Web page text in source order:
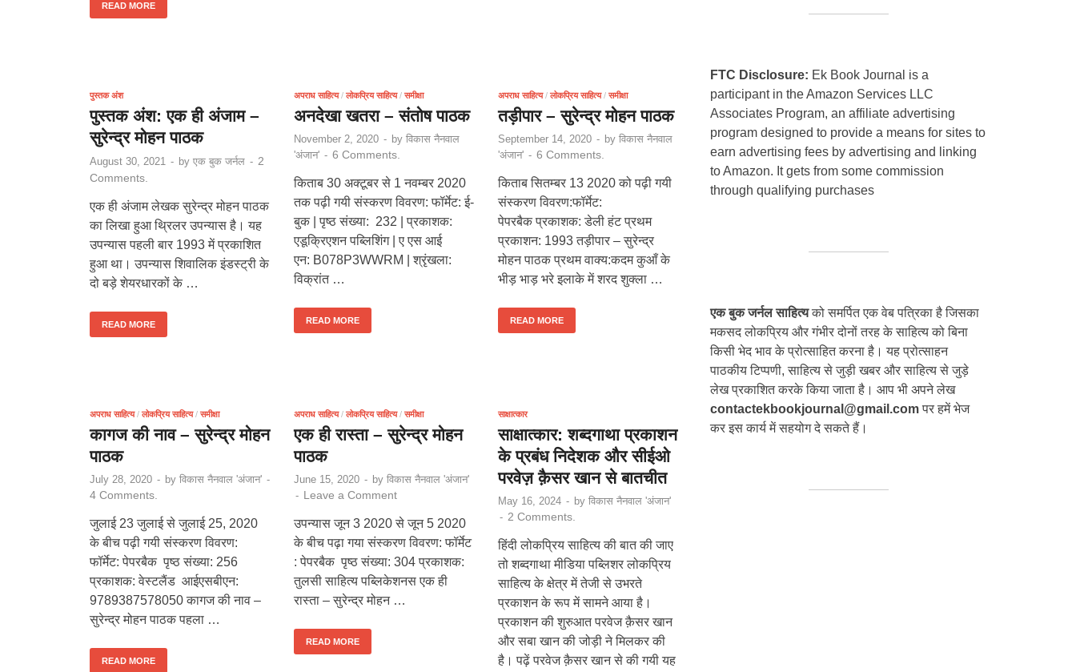
READ MORE
पुस्तक अंश
पुस्तक अंश: एक ही अंजाम –
सुरेन्द्र मोहन पाठक
August 30, 2021 - by एक बुक जर्नल - 2
Comments.
एक ही अंजाम लेखक सुरेन्द्र मोहन पाठक
का लिखा हुआ थ्रिलर उपन्यास है। यह
उपन्यास पहली बार 1993 में प्रकाशित
हुआ था। उपन्यास शिवालिक इंडस्ट्री के
दो बड़े शेयरधारकों के …
READ MORE
अपराध साहित्य/ लोकप्रिय साहित्य/ समीक्षा
अनदेखा खतरा – संतोष पाठक
November 2, 2020 - by विकास नैनवाल
'अंजान' - 6 Comments.
किताब 30 अक्टूबर से 1 नवम्बर 2020
तक पढ़ी गयी संस्करण विवरण: फॉर्मेट: ई-
बुक | पृष्ठ संख्या: 232 | प्रकाशक:
एडूक्रिएशन पब्लिशिंग | ए एस आई
एन: B078P3WWRM | श्रृंखला:
विक्रांत …
READ MORE
अपराध साहित्य/ लोकप्रिय साहित्य/ समीक्षा
तड़ीपार – सुरेन्द्र मोहन पाठक
September 14, 2020 - by विकास नैनवाल
'अंजान' - 6 Comments.
किताब सितम्बर 13 2020 को पढ़ी गयी
संस्करण विवरण:फॉर्मेट:
पेपरबैक प्रकाशक: डेली हंट प्रथम
प्रकाशन: 1993 तड़ीपार – सुरेन्द्र
मोहन पाठक प्रथम वाक्य:कदम कुआँ के
भीड़ भाड़ भरे इलाके में शरद शुक्ला …
READ MORE
अपराध साहित्य/ लोकप्रिय साहित्य/ समीक्षा
कागज की नाव – सुरेन्द्र मोहन
पाठक
July 28, 2020 - by विकास नैनवाल 'अंजान' -
4 Comments.
जुलाई 23 जुलाई से जुलाई 25, 2020
के बीच पढ़ी गयी संस्करण विवरण:
फॉर्मेट: पेपरबैक पृष्ठ संख्या: 256
प्रकाशक: वेस्टलैंड आईएसबीएन:
9789387578050 कागज की नाव –
सुरेन्द्र मोहन पाठक पहला …
READ MORE
अपराध साहित्य/ लोकप्रिय साहित्य/ समीक्षा
एक ही रास्ता – सुरेन्द्र मोहन
पाठक
June 15, 2020 - by विकास नैनवाल 'अंजान'
- Leave a Comment
उपन्यास जून 3 2020 से जून 5 2020
के बीच पढ़ा गया संस्करण विवरण: फॉर्मेट
: पेपरबैक पृष्ठ संख्या: 304 प्रकाशक:
तुलसी साहित्य पब्लिकेशनस एक ही
रास्ता – सुरेन्द्र मोहन …
READ MORE
साक्षात्कार
साक्षात्कार: शब्दगाथा प्रकाशन
के प्रबंध निदेशक और सीईओ
परवेज़ क़ैसर खान से बातचीत
May 16, 2024 - by विकास नैनवाल 'अंजान'
- 2 Comments.
हिंदी लोकप्रिय साहित्य की बात की जाए
तो शब्दगाथा मीडिया पब्लिशर लोकप्रिय
साहित्य के क्षेत्र में तेजी से उभरते
प्रकाशन के रूप में सामने आया है।
प्रकाशन की शुरुआत परवेज क़ैसर खान
और सबा खान की जोड़ी ने मिलकर की
है। पढ़ें परवेज क़ैसर खान से की गयी यह
FTC Disclosure: Ek Book Journal is a
participant in the Amazon Services LLC
Associates Program, an affiliate advertising
program designed to provide a means for sites to
earn advertising fees by advertising and linking
to Amazon. It gets from some commission
through qualifying purchases
एक बुक जर्नल साहित्यको समर्पित एक वेब पत्रिका है जिसका
मकसद लोकप्रिय और गंभीर दोनों तरह के साहित्य को बिना
किसी भेद भाव के प्रोत्साहित करना है। यह प्रोत्साहन
पाठकीय टिप्पणी, साहित्य से जुड़ी खबर और साहित्य से जुड़े
लेख प्रकाशित करके किया जाता है। आप भी अपने लेख
contactekbookjournal@gmail.comपर हमें भेज
कर इस कार्य में सहयोग दे सकते हैं।